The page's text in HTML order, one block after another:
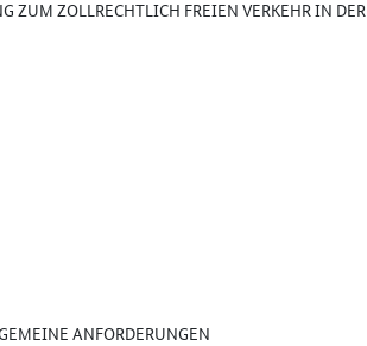
ZUM ZOLLRECHTLICH FREIEN VERKEHR IN DER
ANFORDERUNGEN